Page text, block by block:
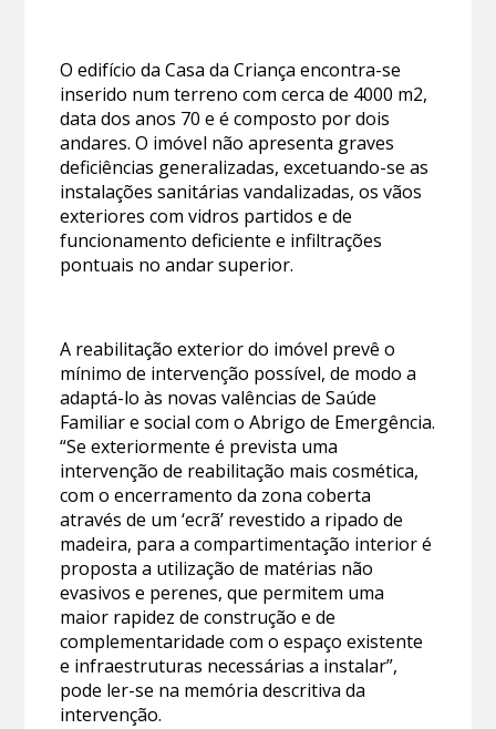
O edifício da Casa da Criança encontra-se
inserido num terreno com cerca de 4000 m2,
data dos anos 70 e é composto por dois
andares. O imóvel não apresenta graves
deficiências generalizadas, excetuando-se as
instalações sanitárias vandalizadas, os vãos
exteriores com vidros partidos e de
funcionamento deficiente e infiltrações
pontuais no andar superior.
A reabilitação exterior do imóvel prevê o
mínimo de intervenção possível, de modo a
adaptá-lo às novas valências de Saúde
Familiar e social com o Abrigo de Emergência.
“Se exteriormente é prevista uma
intervenção de reabilitação mais cosmética,
com o encerramento da zona coberta
através de um ‘ecrã’ revestido a ripado de
madeira, para a compartimentação interior é
proposta a utilização de matérias não
evasivos e perenes, que permitem uma
maior rapidez de construção e de
complementaridade com o espaço existente
e infraestruturas necessárias a instalar”,
pode ler-se na memória descritiva da
intervenção.